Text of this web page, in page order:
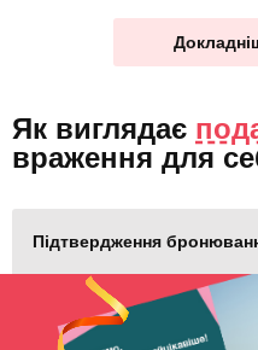
Як виглядає
враження для
Підтвердження